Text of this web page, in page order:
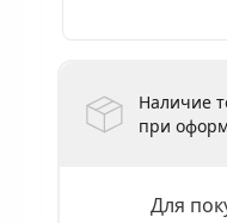
Наличие
при
Для